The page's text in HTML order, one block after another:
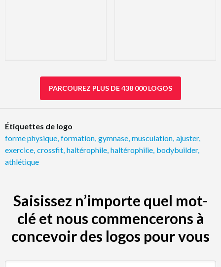
PARCOUREZ PLUS DE 438 000 LOGOS
Étiquettes de logo
forme physique formation gymnase musculation ajuster,
exercice crossfit haltérophile haltérophilie bodybuilder,
athlétique
Saisissez n’importe quel mot-
clé et nous commencerons à
concevoir des logos pour vous